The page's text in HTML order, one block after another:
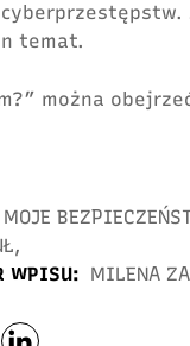
temat.
można
MOJE
,
WPISU: MILENA